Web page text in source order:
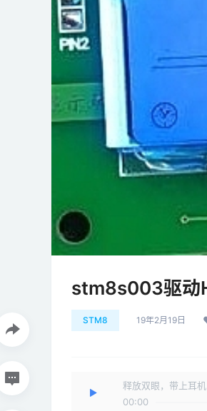
stm8s003驱动
STM8 19年2月19日
释放双眼，带上耳机
00:00